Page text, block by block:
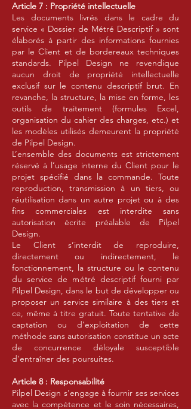
Article 7 : Propriété intellectuelle
Les documents livrés dans le cadre du
service « Dossier de Métré Descriptif » sont
élaborés à partir des informations fournies
par le Client et de bordereaux techniques
standards. Pilpel Design ne revendique
aucun droit de propriété intellectuelle
exclusif sur le contenu descriptif brut. En
revanche, la structure, la mise en forme, les
outils de traitement (formules Excel,
organisation du cahier des charges, etc.) et
les modèles utilisés demeurent la propriété
de Pilpel Design.
L’ensemble des documents est strictement
réservé à l’usage interne du Client pour le
projet spécifié dans la commande. Toute
reproduction, transmission à un tiers, ou
réutilisation dans un autre projet ou à des
fins commerciales est interdite sans
autorisation écrite préalable de Pilpel
Design.
Le Client s’interdit de reproduire,
directement ou indirectement, le
fonctionnement, la structure ou le contenu
du service de métré descriptif fourni par
Pilpel Design, dans le but de développer ou
proposer un service similaire à des tiers et
ce, même à titre gratuit. Toute tentative de
captation ou d’exploitation de cette
méthode sans autorisation constitue un acte
de concurrence déloyale susceptible
d'entraîner des poursuites.
Article 8 : Responsabilité
Pilpel Design s'engage à fournir ses services
avec la compétence et le soin nécessaires,